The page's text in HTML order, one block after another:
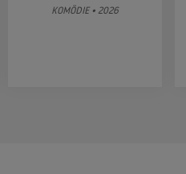
KOMÖDIE • 2026